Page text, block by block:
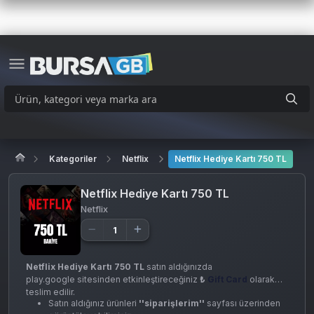
Kategoriler Netflix Netflix Hediye Kartı 750 TL
Netflix Hediye Kartı 750 TL
Netflix
Netflix Hediye Kartı 750 TL satın aldığınızda
play.google sitesinden etkinleştireceğiniz ₺
olarak
teslim edilir.
Satın aldığınız ürünleri ''siparişlerim'' sayfası üzerinden